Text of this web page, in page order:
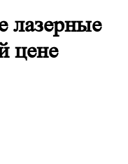
лазерные
цене